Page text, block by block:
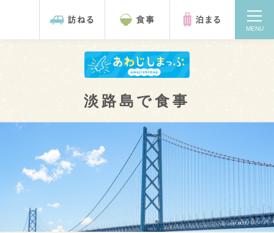
MENU
検索
淡路島で食事